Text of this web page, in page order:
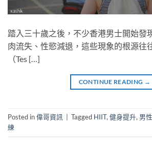
踏入三十歲之後，不少香港男士開始發
肉流失、性慾減退，這些現象的根源往
（Tes […]
CONTINUE READING →
Posted in偉哥資訊 Tagged HIIT,健身提升, 男
練